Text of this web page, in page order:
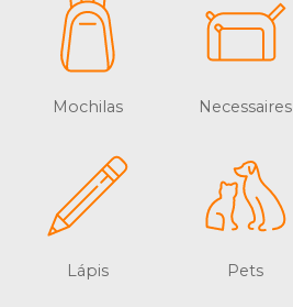
Mochilas Necessaires
Lápis Pets